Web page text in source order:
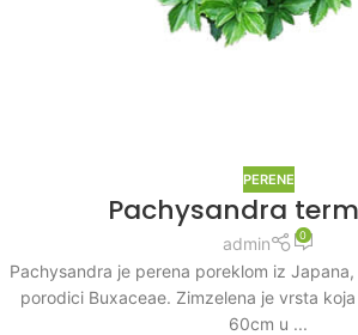
PERENE
Pachysandra
admin 0
Pachysandra je perena poreklom iz
porodici Buxaceae. Zimzelena je vrsta
60cm u ...